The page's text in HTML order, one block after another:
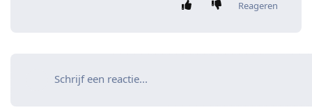
Reageren
Schrijf een reactie...